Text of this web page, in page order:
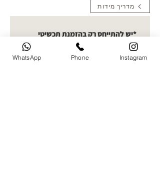
מדריך מידות
*יש להתייחס רק בהזמנת תכשיטי
תמונה העלאת תמונות- קולקציית
חריטות תמונה בחרו תמונה ברורה
להעלאה. ניתן לעלות עד 5 תמונותWhatsApp Phone Instagram